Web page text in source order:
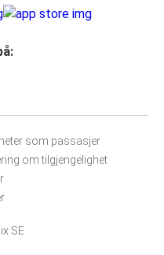
som passasjer
om tilgjengelighet
SE